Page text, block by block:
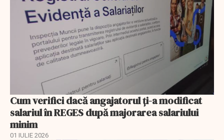
Cum verifici dacă angajatorul ți-a modificat
salariul în REGES după majorarea salariului
minim
01 IULIE 2026